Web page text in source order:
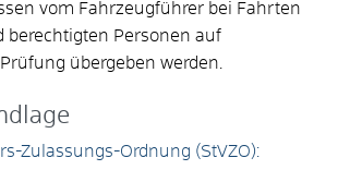
vom Fahrzeugführer bei Fahrten
berechtigten Personen auf
übergeben werden.
Zulassungs-Ordnung (StVZO):